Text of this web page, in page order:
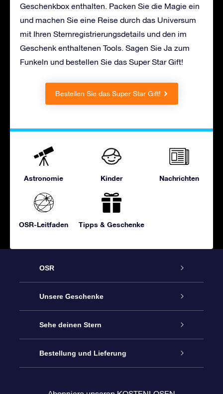
Geschenkbox enthalten. Packen Sie die Magie ein
und machen Sie eine Reise durch das Universum
mit Ihren Sternregistrierungsdetails und den im
Geschenk enthaltenen Tools. Sagen Sie Ja zum
Funkeln und bestellen Sie das Super Star Gift!
Bestellen Sie das Super Star Gift!
Astronomie Kinder Nachrichten
OSR-Leitfaden Tipps & Geschenke
OSR
Service
Kontakt
Blog
Unsere Geschenke
Sterne schenken
OSR-Geschenkpaket
Sehe deinen Stern
Sternregister
Bestellung und Lieferung